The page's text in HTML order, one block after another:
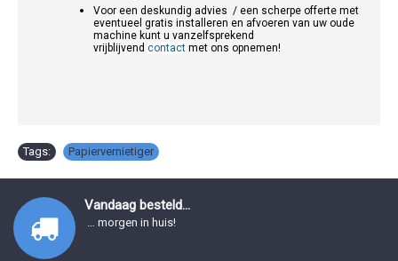
Voor een deskundig advies / een scherpe offerte met
eventueel gratis installeren en afvoeren van uw oude
machine kunt u vanzelfsprekend
vrijblijvend contact met ons opnemen!
Tags: Papiervernietiger
Vandaag besteld...
… morgen in huis!